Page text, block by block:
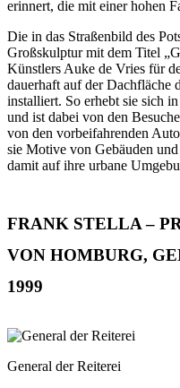
erinnert, die mit einer hohen
Die in das Straßenbild des
Großskulptur mit dem Titel
Künstlers Auke de Vries für
dauerhaft auf der Dachfläche
installiert. So erhebt sie sich
und ist dabei von den
von den vorbeifahrenden
sie Motive von Gebäuden
damit auf ihre urbane
FRANK STELLA –
VON HOMBURG,
1999
General der Reiterei